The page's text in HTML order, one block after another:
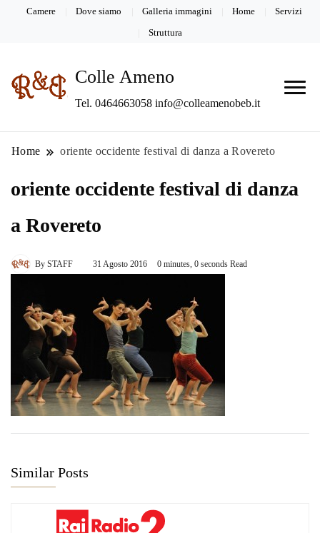
Camere Dove siamo Galleria immagini Home Servizi
Struttura
Colle Ameno
Tel. 0464663058 info@colleamenobeb.it
Home oriente occidente festival di danza a Rovereto
oriente occidente festival di danza
a Rovereto
By STAFF 31 Agosto 2016 0 minutes, 0 seconds Read
Similar Posts